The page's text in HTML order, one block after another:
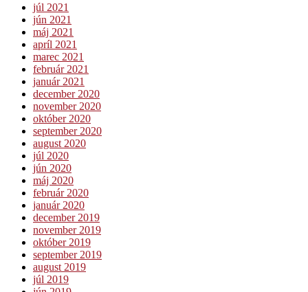
júl 2021
jún 2021
máj 2021
apríl 2021
marec 2021
február 2021
január 2021
december 2020
november 2020
október 2020
september 2020
august 2020
júl 2020
jún 2020
máj 2020
február 2020
január 2020
december 2019
november 2019
október 2019
september 2019
august 2019
júl 2019